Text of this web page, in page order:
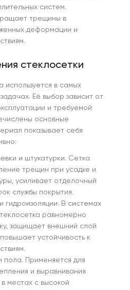
систем.
трещины в
деформации и
стеклосетки
используется в самых
Её выбор зависит от
и требуемой
основные
показывает себя
и штукатурки. Сетка
трещин при усадке и
усиливает отделочный
службы покрытия.
гидроизоляции. В системах
равномерно
защищает внешний слой
устойчивость к
пола. Применяется для
и выравнивания
местах с высокой